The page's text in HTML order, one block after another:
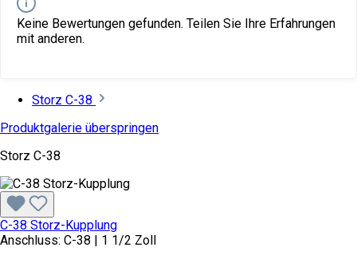
Keine Bewertungen gefunden. Teilen Sie Ihre Erfahrungen
mit anderen.
Storz C-38
Produktgalerie überspringen
Storz C-38
C-38 Storz-Kupplung
Anschluss: C-38 | 1 1/2 Zoll